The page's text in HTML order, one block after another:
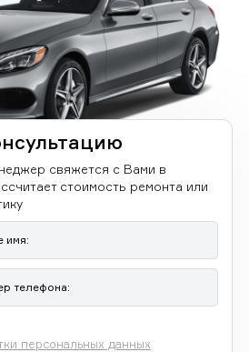
свяжется с Вами в
стоимость ремонта или
персональных данных